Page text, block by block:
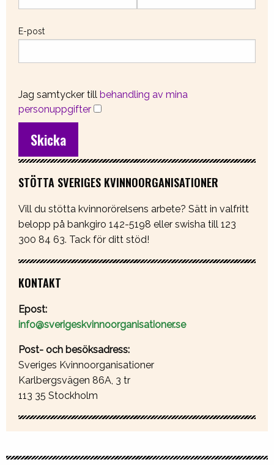
E-post
Jag samtycker till behandling av mina
personuppgifter
STÖTTA SVERIGES KVINNOORGANISATIONER
Vill du stötta kvinnorörelsens arbete? Sätt in valfritt
belopp på bankgiro 142-5198 eller swisha till 123
300 84 63. Tack för ditt stöd!
KONTAKT
Epost:
info@sverigeskvinnoorganisationer.se
Post- och besöksadress:
Sveriges Kvinnoorganisationer
Karlbergsvägen 86A, 3 tr
113 35 Stockholm